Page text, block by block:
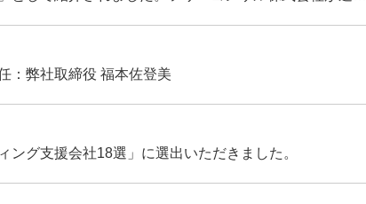
：弊社取締役 福本佐登美
ング支援会社18選」に選出いただきました。